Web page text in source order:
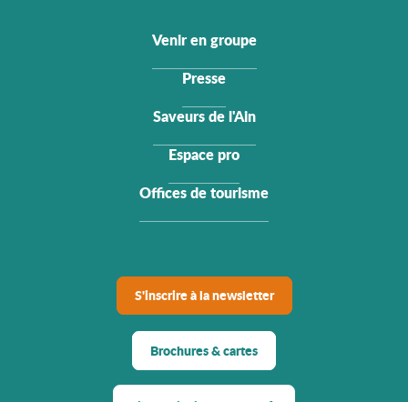
Venir en groupe
Presse
Saveurs de l'Ain
Espace pro
Offices de tourisme
S'inscrire à la newsletter
Brochures & cartes